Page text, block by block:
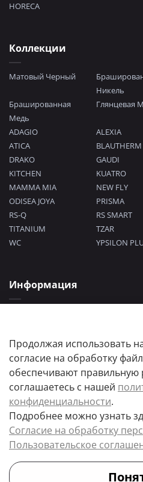
HORECA
Коллекции
Матовый Черный
Никель
Брашированная
Медь
Глянцевая
ADAGIO
ALEXIA
ATICA
BLAUTHERM
DRAKO
GAUDI
KITCHEN
KUATRO
MAMMA MIA
NEW FLY
ODISEA JOYA
PRISMA
RS-Q
RS SMART
TITANIUM
TZAR
WC
YPSILON
Информация
Пользовательское соглашение
Цены товаров и их количество, а
Точную стоимость и наличие
Продолжая использовать
согласие на обработку
обеспечивают правильную
соглашаетесь с нашей
конфиденциальности.
Подробнее можно узнать
Согласие на обработку
Пользовательское